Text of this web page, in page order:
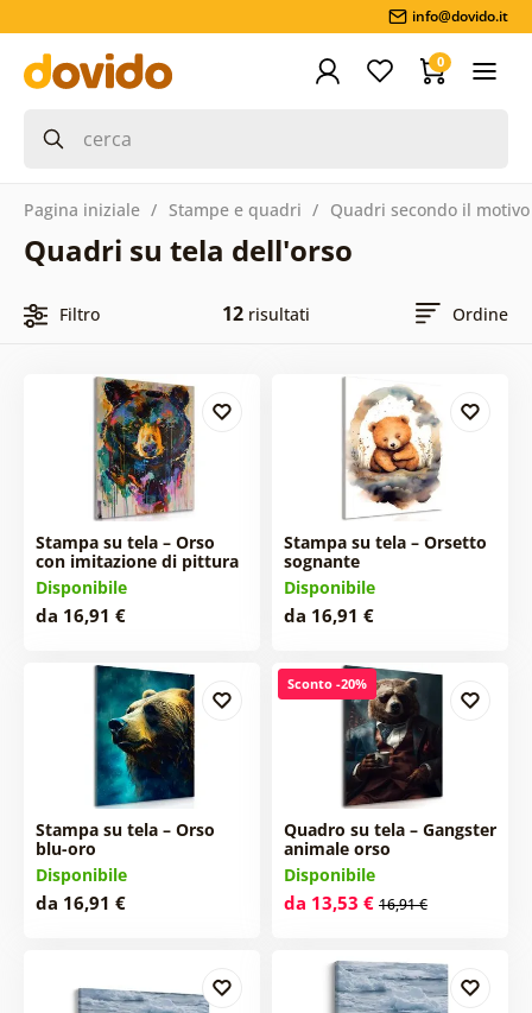
info@dovido.it
0
Pagina iniziale Stampe e quadri Quadri secondo il motivo
Quadri su tela dell'orso
Filtro 12 risultati Ordine
Stampa su tela – Orso
con imitazione di pittura
Disponibile
da 16,91 €
Stampa su tela – Orsetto
sognante
Disponibile
da 16,91 €
Stampa su tela – Orso
blu-oro
Disponibile
da 16,91 €
Sconto -20%
Quadro su tela – Gangster
animale orso
Disponibile
da 13,53 € 16,91 €